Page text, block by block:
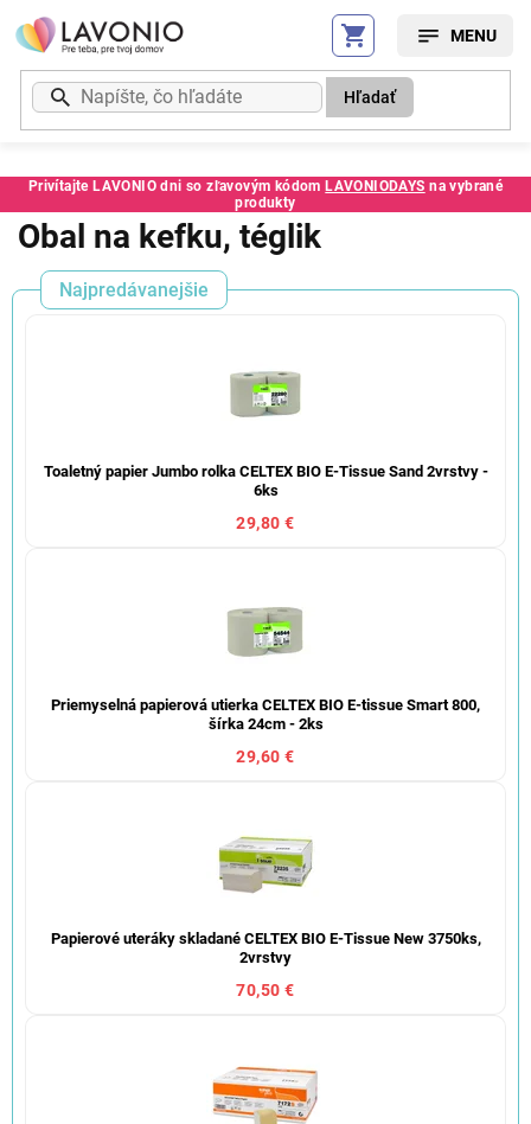
Prejsť
na
obsah
Privítajte LAVONIO dni so zľavovým kódom LAVONIODAYS na vybrané
produkty
Hľadať
Obal na kefku, téglik
Najpredávanejšie
Toaletný papier Jumbo rolka CELTEX BIO E-Tissue Sand 2vrstvy -
6ks
29,80 €
Priemyselná papierová utierka CELTEX BIO E-tissue Smart 800,
šírka 24cm - 2ks
29,60 €
Papierové uteráky skladané CELTEX BIO E-Tissue New 3750ks,
2vrstvy
70,50 €